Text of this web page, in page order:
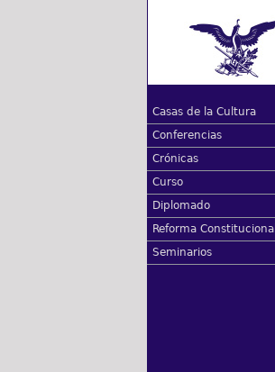
Casas de la Cultura
Conferencias
Crónicas
Curso
Diplomado
Reforma Constitucional
Seminarios